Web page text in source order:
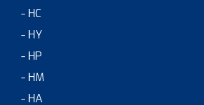
- HC
- HY
- HP
- HM
- HA